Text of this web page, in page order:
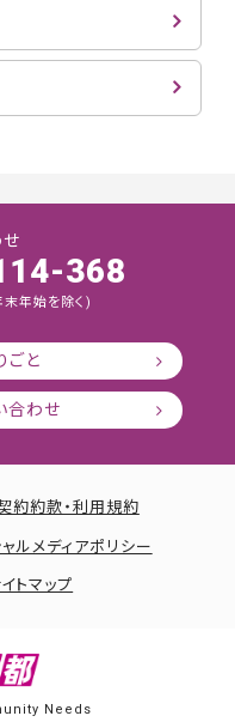
368
年始を除く)
ごと
合わせ
約約款・利用規約
ルメディアポリシー
トマップ
Needs